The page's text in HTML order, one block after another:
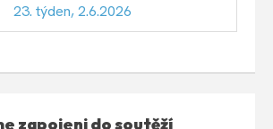
23. týden, 2.6.2026
zapojeni do soutěží